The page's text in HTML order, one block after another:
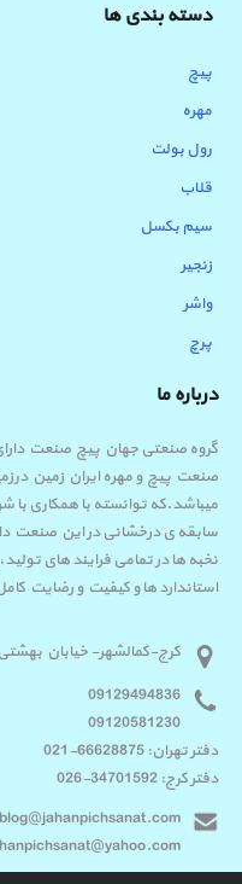
دسته بندی ها
پیچ
مهره
رول بولت
قلاب
سیم بکسل
زنجیر
واشر
پرچ
درباره ما
صنعت پیچ و مهره ایران زمین
میباشد.که توانسته با همکاری با
سابقه ی درخشانی در این صنعت
نخبه ها در تمامی فرایند های
استاندارد ها و کیفیت و رضایت
کرج-کمالشهر- خیابان
09129494836
09120581230
دفتر تهران: 66628875-021
دفتر کرج: 34701592-026
blog@jahanpichsanat.com